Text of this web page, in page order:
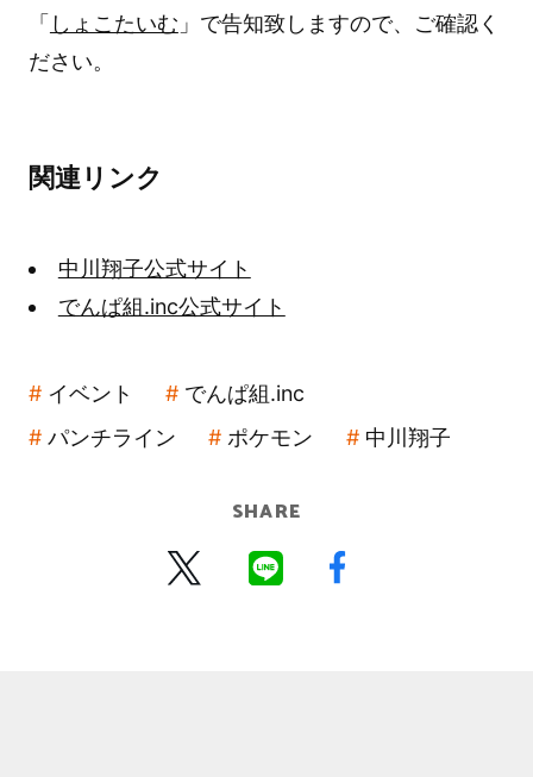
「 しょこたいむ 」で告知致しますので、ご確認く
ださい。
関連リンク
中川翔子公式サイト
でんぱ組.inc公式サイト
イベント
でんぱ組.inc
パンチライン
ポケモン 中川翔子
SHARE